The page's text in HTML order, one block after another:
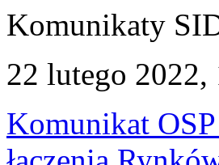
Komunikaty
22 lutego 2022,
Komunikat